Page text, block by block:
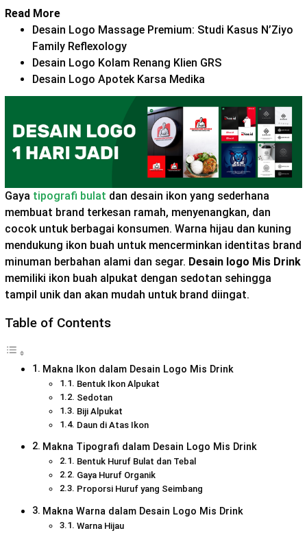
Read More
Desain Logo Massage Premium: Studi Kasus N’Ziyo
Family Reflexology
Desain Logo Kolam Renang Klien GRS
Desain Logo Apotek Karsa Medika
Gaya tipografi bulat dan desain ikon yang sederhana
membuat brand terkesan ramah, menyenangkan, dan
cocok untuk berbagai konsumen. Warna hijau dan kuning
mendukung ikon buah untuk mencerminkan identitas brand
minuman berbahan alami dan segar. Desain logo Mis Drink
memiliki ikon buah alpukat dengan sedotan sehingga
tampil unik dan akan mudah untuk brand diingat.
Table of Contents
Makna Ikon dalam Desain Logo Mis Drink
Bentuk Ikon Alpukat
Sedotan
Biji Alpukat
Daun di Atas Ikon
Makna Tipografi dalam Desain Logo Mis Drink
Bentuk Huruf Bulat dan Tebal
Gaya Huruf Organik
Proporsi Huruf yang Seimbang
Makna Warna dalam Desain Logo Mis Drink
Warna Hijau